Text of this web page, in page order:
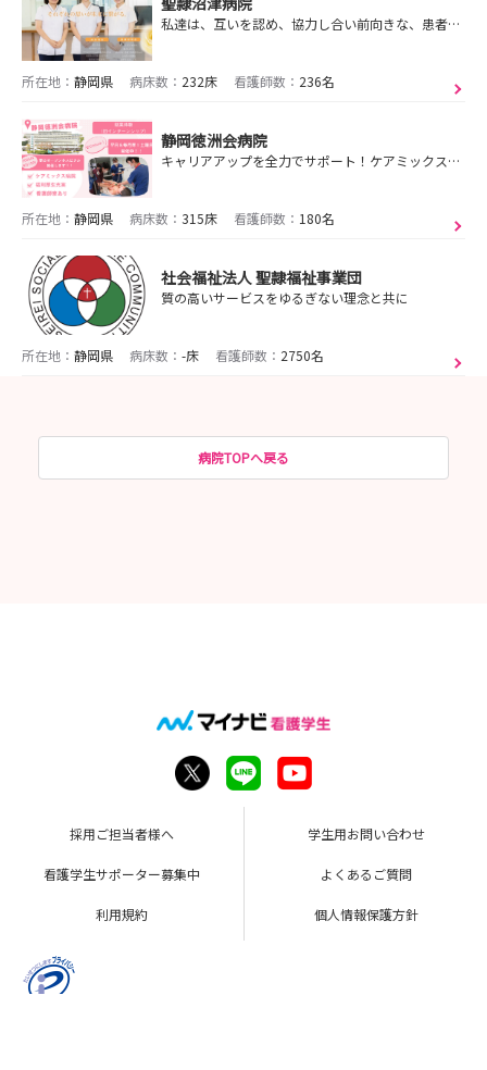
私達は、互いを認め、協力し合い前向きな、患者・利用者中心のより良い看護の提供を目指します。
所在地： 静岡県 病床数： 232床 看護師数： 236名
静岡徳洲会病院
キャリアアップを全力でサポート！ケアミックス病院で、 やりたい看護・なりたい自分を見つけよう！
所在地： 静岡県 病床数： 315床 看護師数： 180名
社会福祉法人 聖隷福祉事業団
質の高いサービスをゆるぎない理念と共に
所在地： 静岡県 病床数： -床 看護師数： 2750名
病院TOPへ戻る
採用ご担当者様へ 学生用お問い合わせ
看護学生サポーター募集中 よくあるご質問
利用規約 個人情報保護方針